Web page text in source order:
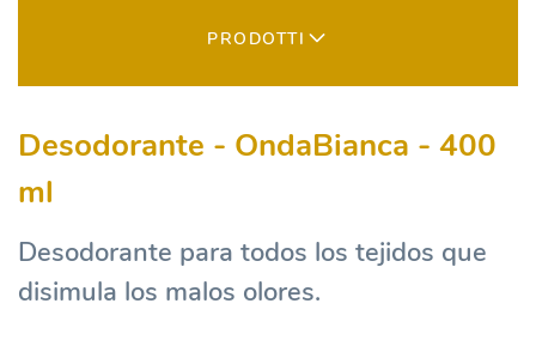
PRODOTTI
Desodorante - OndaBianca - 400
ml
Desodorante para todos los tejidos que
disimula los malos olores.